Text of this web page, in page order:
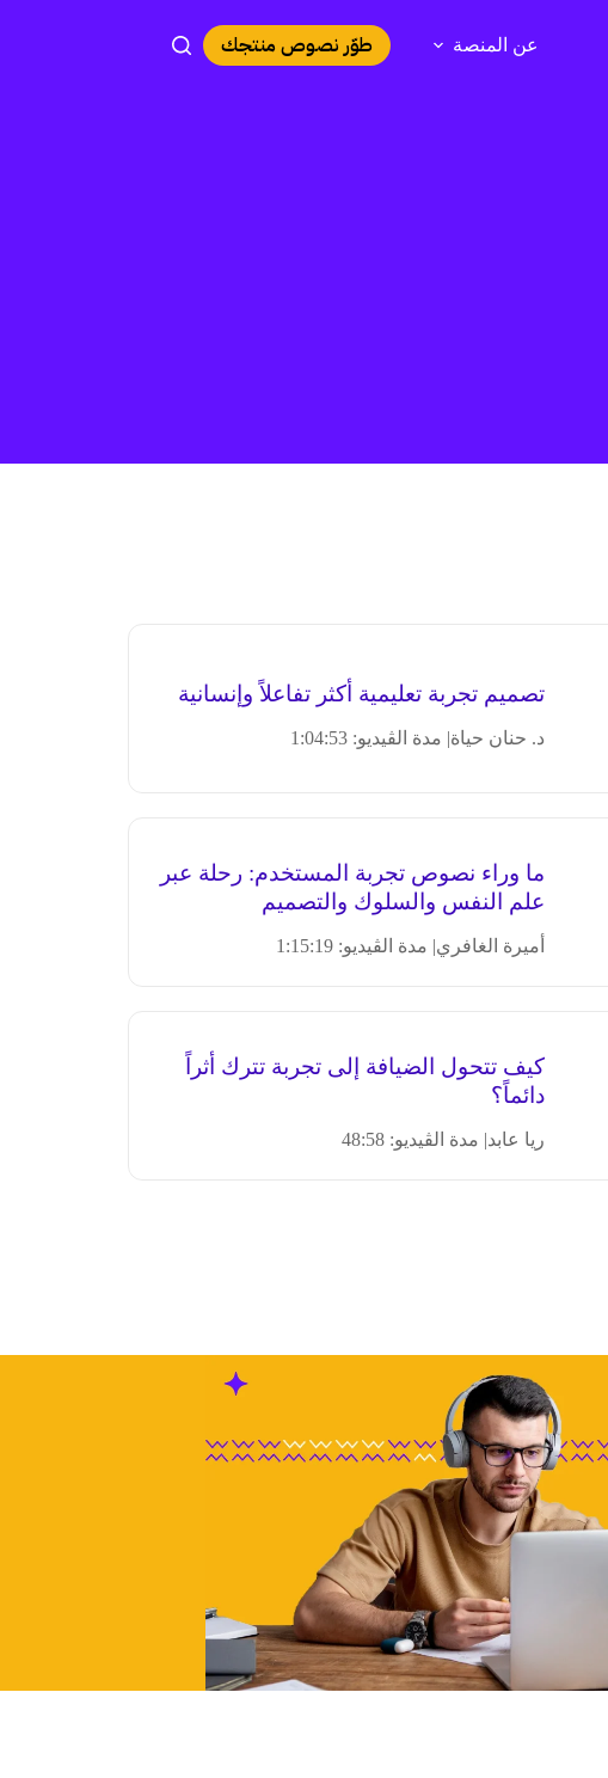
عن المنصة طوّر نصوص منتجك
تصميم تجربة تعليمية أكثر تفاعلاً وإنسانية
د. حنان حياة| مدة الڤيديو: 1:04:53
ما وراء نصوص تجربة المستخدم: رحلة عبر
علم النفس والسلوك والتصميم
أميرة الغافري| مدة الڤيديو: 1:15:19
كيف تتحول الضيافة إلى تجربة تترك أثراً
دائماً؟
ريا عابد| مدة الڤيديو: 48:58